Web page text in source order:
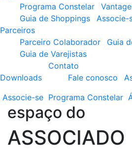
Programa Constelar
Guia de Shoppings
Associe-
Parceiros
Parceiro Colaborador
Guia
Guia de Varejistas
Downloads
Contato
Fale conosco
Associe-se Programa Constelar
espaço do
ASSOCIADO